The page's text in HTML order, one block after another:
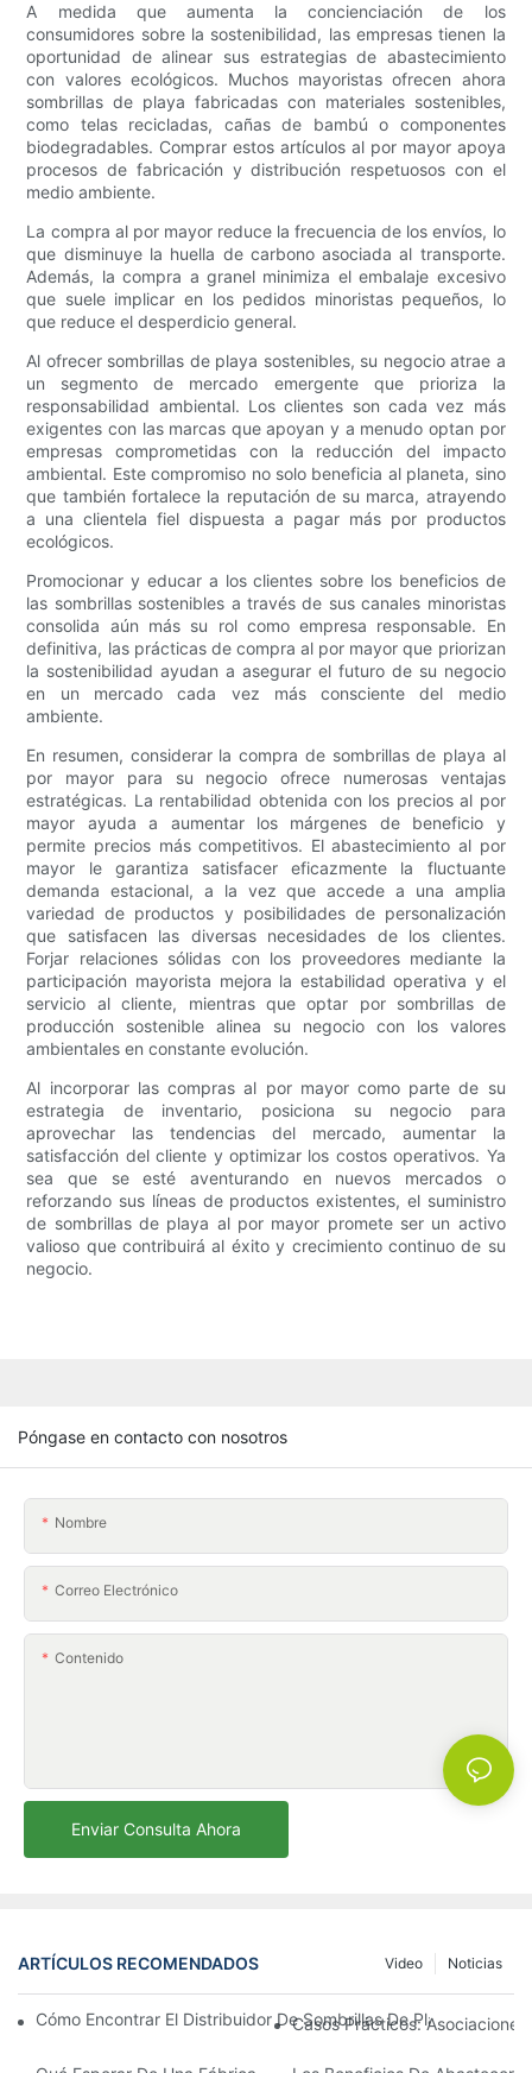
A medida que aumenta la concienciación de los
consumidores sobre la sostenibilidad, las empresas tienen la
oportunidad de alinear sus estrategias de abastecimiento
con valores ecológicos. Muchos mayoristas ofrecen ahora
sombrillas de playa fabricadas con materiales sostenibles,
como telas recicladas, cañas de bambú o componentes
biodegradables. Comprar estos artículos al por mayor apoya
procesos de fabricación y distribución respetuosos con el
medio ambiente.
La compra al por mayor reduce la frecuencia de los envíos, lo
que disminuye la huella de carbono asociada al transporte.
Además, la compra a granel minimiza el embalaje excesivo
que suele implicar en los pedidos minoristas pequeños, lo
que reduce el desperdicio general.
Al ofrecer sombrillas de playa sostenibles, su negocio atrae a
un segmento de mercado emergente que prioriza la
responsabilidad ambiental. Los clientes son cada vez más
exigentes con las marcas que apoyan y a menudo optan por
empresas comprometidas con la reducción del impacto
ambiental. Este compromiso no solo beneficia al planeta, sino
que también fortalece la reputación de su marca, atrayendo
a una clientela fiel dispuesta a pagar más por productos
ecológicos.
Promocionar y educar a los clientes sobre los beneficios de
las sombrillas sostenibles a través de sus canales minoristas
consolida aún más su rol como empresa responsable. En
definitiva, las prácticas de compra al por mayor que priorizan
la sostenibilidad ayudan a asegurar el futuro de su negocio
en un mercado cada vez más consciente del medio
ambiente.
En resumen, considerar la compra de sombrillas de playa al
por mayor para su negocio ofrece numerosas ventajas
estratégicas. La rentabilidad obtenida con los precios al por
mayor ayuda a aumentar los márgenes de beneficio y
permite precios más competitivos. El abastecimiento al por
mayor le garantiza satisfacer eficazmente la fluctuante
demanda estacional, a la vez que accede a una amplia
variedad de productos y posibilidades de personalización
que satisfacen las diversas necesidades de los clientes.
Forjar relaciones sólidas con los proveedores mediante la
participación mayorista mejora la estabilidad operativa y el
servicio al cliente, mientras que optar por sombrillas de
producción sostenible alinea su negocio con los valores
ambientales en constante evolución.
Al incorporar las compras al por mayor como parte de su
estrategia de inventario, posiciona su negocio para
aprovechar las tendencias del mercado, aumentar la
satisfacción del cliente y optimizar los costos operativos. Ya
sea que se esté aventurando en nuevos mercados o
reforzando sus líneas de productos existentes, el suministro
de sombrillas de playa al por mayor promete ser un activo
valioso que contribuirá al éxito y crecimiento continuo de su
negocio.
Póngase en contacto con nosotros
Nombre
Correo Electrónico
Contenido
Enviar Consulta Ahora
ARTÍCULOS RECOMENDADOS Noticias
Video
Cómo Encontrar El Distribuidor De Sombrillas De Playa
Casos Prácticos: